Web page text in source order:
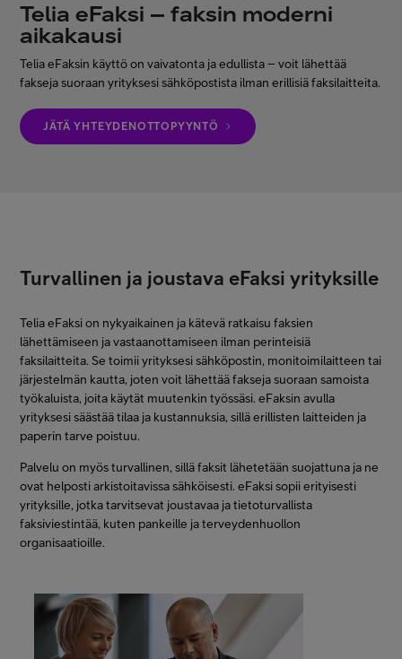
Inspiroidu
Telia eFaksi – faksin moderni
aikakausi
Telia eFaksin käyttö on vaivatonta ja edullista – voit lähettää
fakseja suoraan yrityksesi sähköpostista ilman erillisiä faksilaitteita.
JÄTÄ YHTEYDENOTTOPYYNTÖ
Turvallinen ja joustava eFaksi yrityksille
Telia eFaksi on nykyaikainen ja kätevä ratkaisu faksien
lähettämiseen ja vastaanottamiseen ilman perinteisiä
faksilaitteita. Se toimii yrityksesi sähköpostin, monitoimilaitteen tai
järjestelmän kautta, joten voit lähettää fakseja suoraan samoista
työkaluista, joita käytät muutenkin työssäsi. eFaksin avulla
yrityksesi säästää tilaa ja kustannuksia, sillä erillisten laitteiden ja
paperin tarve poistuu.
Palvelu on myös turvallinen, sillä faksit lähetetään suojattuna ja ne
ovat helposti arkistoitavissa sähköisesti. eFaksi sopii erityisesti
yrityksille, jotka tarvitsevat joustavaa ja tietoturvallista
faksiviestintää, kuten pankeille ja terveydenhuollon
organisaatioille.